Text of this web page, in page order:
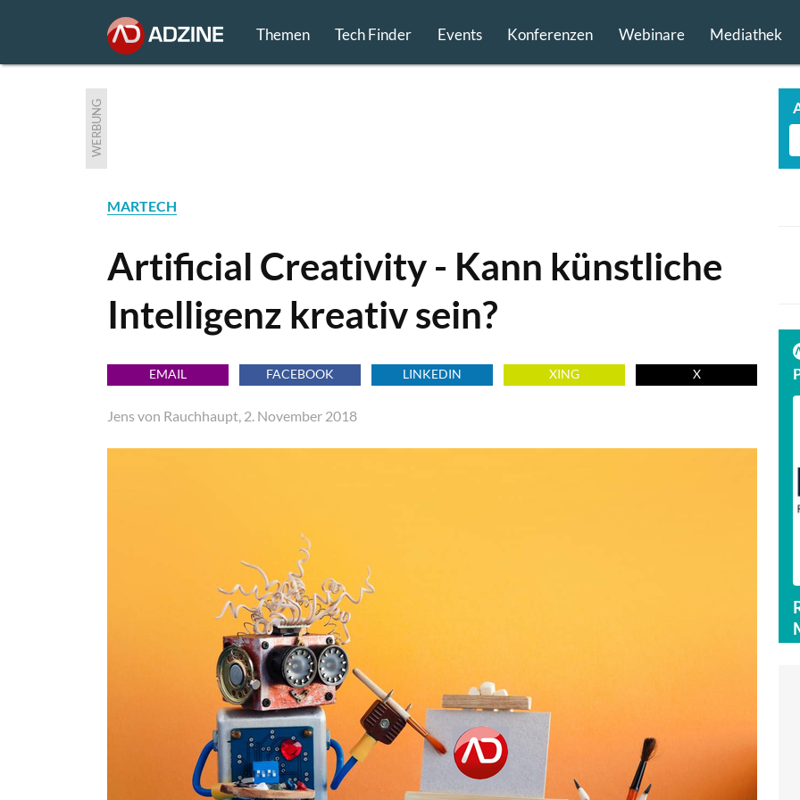
Themen Tech Finder Events Konferenzen Webinare Mediathek
WERBUNG
MARTECH
Artificial Creativity - Kann künstliche
Intelligenz kreativ sein?
EMAIL FACEBOOK LINKEDIN XING X
Jens von Rauchhaupt, 2. November 2018
PREMIUM TECHNOLOGIE PARTNER